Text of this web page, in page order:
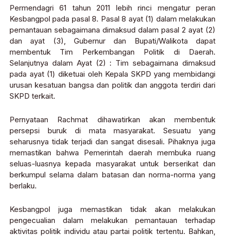
Permendagri 61 tahun 2011 lebih rinci mengatur peran
Kesbangpol pada pasal 8. Pasal 8 ayat (1) dalam melakukan
pemantauan sebagaimana dimaksud dalam pasal 2 ayat (2)
dan ayat (3), Gubernur dan Bupati/Walikota dapat
membentuk Tim Perkembangan Politik di Daerah.
Selanjutnya dalam Ayat (2) : Tim sebagaimana dimaksud
pada ayat (1) diketuai oleh Kepala SKPD yang membidangi
urusan kesatuan bangsa dan politik dan anggota terdiri dari
SKPD terkait.
Pernyataan Rachmat dihawatirkan akan membentuk
persepsi buruk di mata masyarakat. Sesuatu yang
seharusnya tidak terjadi dan sangat disesali. Pihaknya juga
memastikan bahwa Pemerintah daerah membuka ruang
seluas-luasnya kepada masyarakat untuk berserikat dan
berkumpul selama dalam batasan dan norma-norma yang
berlaku.
Kesbangpol juga memastikan tidak akan melakukan
pengecualian dalam melakukan pemantauan terhadap
aktivitas politik individu atau partai politik tertentu. Bahkan,